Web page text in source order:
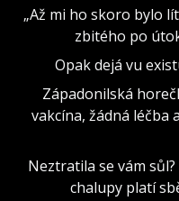
„Až mi ho skoro bylo
zbitého po
Opak dejá vu
Západonilská
vakcína, žádná léčba
Neztratila se vám
chalupy platí